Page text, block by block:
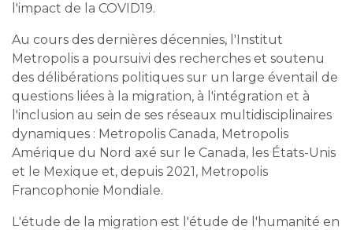
l'impact de la COVID19.
Au cours des dernières décennies, l'Institut
Metropolis a poursuivi des recherches et soutenu
des délibérations politiques sur un large éventail de
questions liées à la migration, à l'intégration et à
l'inclusion au sein de ses réseaux multidisciplinaires
dynamiques : Metropolis Canada, Metropolis
Amérique du Nord axé sur le Canada, les États-Unis
et le Mexique et, depuis 2021, Metropolis
Francophonie Mondiale.
L'étude de la migration est l'étude de l'humanité en